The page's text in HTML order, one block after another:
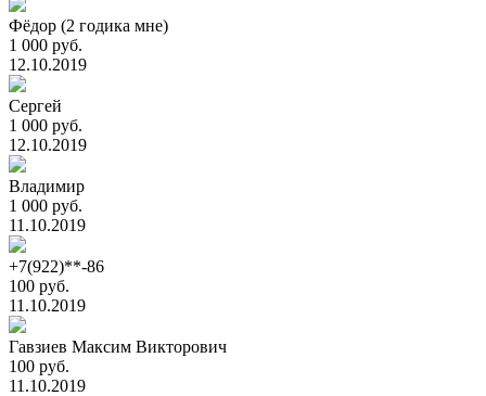
Фёдор (2 годика мне)
1 000 руб.
12.10.2019
Сергей
1 000 руб.
12.10.2019
Владимир
1 000 руб.
11.10.2019
+7(922)**-86
100 руб.
11.10.2019
Гавзиев Максим Викторович
100 руб.
11.10.2019